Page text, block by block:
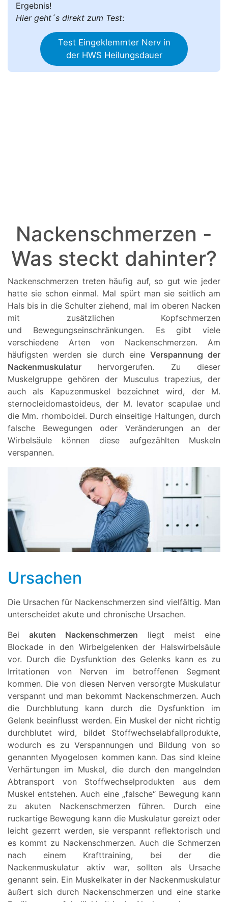
Ergebnis!
Hier geht´s direkt zum Test:
Test Eingeklemmter Nerv in
der HWS Heilungsdauer
Nackenschmerzen -
Was steckt dahinter?
Nackenschmerzen treten häufig auf, so gut wie jeder
hatte sie schon einmal. Mal spürt man sie seitlich am
Hals bis in die Schulter ziehend, mal im oberen Nacken
mit zusätzlichen Kopfschmerzen
und Bewegungseinschränkungen. Es gibt viele
verschiedene Arten von Nackenschmerzen. Am
häufigsten werden sie durch eine Verspannung der
Nackenmuskulatur hervorgerufen. Zu dieser
Muskelgruppe gehören der Musculus trapezius, der
auch als Kapuzenmuskel bezeichnet wird, der M.
sternocleidomastoideus, der M. levator scapulae und
die Mm. rhomboidei. Durch einseitige Haltungen, durch
falsche Bewegungen oder Veränderungen an der
Wirbelsäule können diese aufgezählten Muskeln
verspannen.
Ursachen
Die Ursachen für Nackenschmerzen sind vielfältig. Man
unterscheidet akute und chronische Ursachen.
Beiakuten Nackenschmerzen liegt meist eine
Blockade in den Wirbelgelenken der Halswirbelsäule
vor. Durch die Dysfunktion des Gelenks kann es zu
Irritationen von Nerven im betroffenen Segment
kommen. Die von diesen Nerven versorgte Muskulatur
verspannt und man bekommt Nackenschmerzen. Auch
die Durchblutung kann durch die Dysfunktion im
Gelenk beeinflusst werden. Ein Muskel der nicht richtig
durchblutet wird, bildet Stoffwechselabfallprodukte,
wodurch es zu Verspannungen und Bildung von so
genannten Myogelosen kommen kann. Das sind kleine
Verhärtungen im Muskel, die durch den mangelnden
Abtransport von Stoffwechselprodukten aus dem
Muskel entstehen. Auch eine „falsche“ Bewegung kann
zu akuten Nackenschmerzen führen. Durch eine
ruckartige Bewegung kann die Muskulatur gereizt oder
leicht gezerrt werden, sie verspannt reflektorisch und
es kommt zu Nackenschmerzen. Auch die Schmerzen
nach einem Krafttraining, bei der die
Nackenmuskulatur aktiv war, sollten als Ursache
genannt sein. Ein Muskelkater in der Nackenmuskulatur
äußert sich durch Nackenschmerzen und eine starke